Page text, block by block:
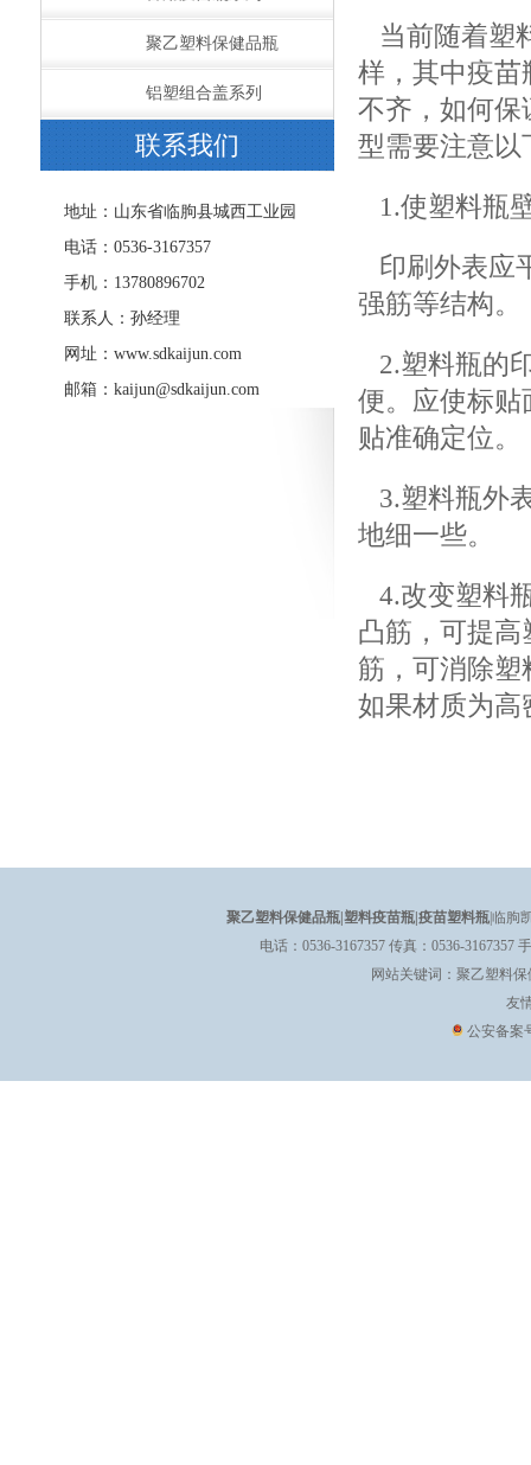
聚乙塑料保健品瓶
铝塑组合盖系列
联系我们
地址：山东省临朐县城西工业园
电话：0536-3167357
手机：13780896702
联系人：孙经理
网址：www.sdkaijun.com
邮箱：kaijun@sdkaijun.com
当前随着塑
样，其中疫苗
不齐，如何保
型需要注意以
1.使塑料瓶
印刷外表应
强筋等结构。
2.塑料瓶的
便。应使标贴
贴准确定位。
3.塑料瓶外
地细一些。
4.改变塑料
凸筋，可提
筋，可消除
如果材质为高
聚乙塑料保健品瓶| 塑料疫苗瓶| 疫苗塑料瓶|临朐
电话：0536-3167357 传真：0536-3167357
网站关键词： 聚乙塑料保
友
公安备案